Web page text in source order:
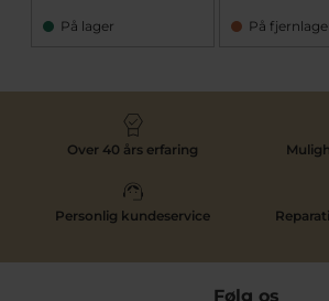
På lager På
Over 40 års erfaring
Personlig kundeservice
Følg os